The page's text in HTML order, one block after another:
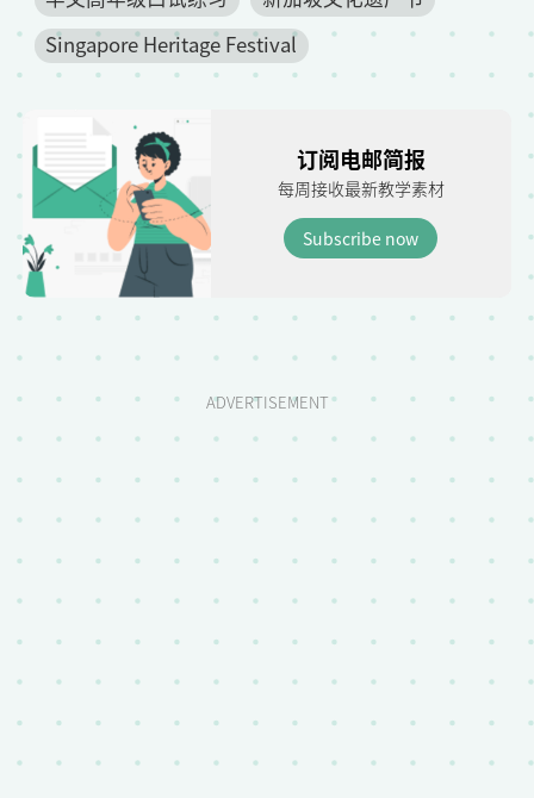
Singapore Heritage Festival
订阅电邮简报
每周接收最新教学素材
Subscribe now
ADVERTISEMENT